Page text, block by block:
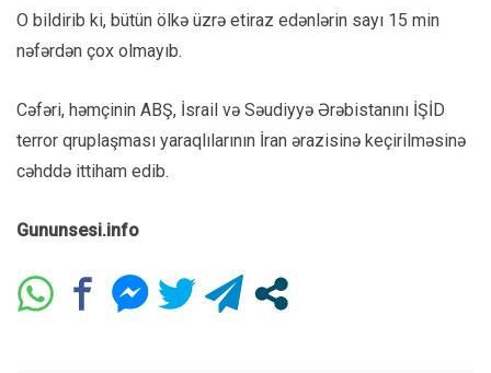
O bildirib ki, bütün ölkə üzrə etiraz edənlərin sayı 15 min
nəfərdən çox olmayıb.
Cəfəri, həmçinin ABŞ, İsrail və Səudiyyə Ərəbistanını İŞİD
terror qruplaşması yaraqlılarının İran ərazisinə keçirilməsinə
cəhddə ittiham edib.
Gununsesi.info